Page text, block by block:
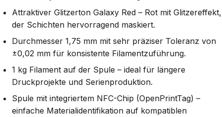
Attraktiver Glitzerton Galaxy Red – Rot mit Glitzereffekt,
der Schichten hervorragend maskiert.
Durchmesser 1,75 mm mit sehr präziser Toleranz von
±0,02 mm für konsistente Filamentzuführung.
1 kg Filament auf der Spule – ideal für längere
Druckprojekte und Serienproduktion.
Spule mit integriertem NFC-Chip (OpenPrintTag) –
einfache Materialidentifikation auf kompatiblen